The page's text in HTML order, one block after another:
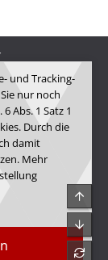
GmbH
und Tracking-
nur noch
Abs. 1 Satz 1
Durch die
damit
Mehr